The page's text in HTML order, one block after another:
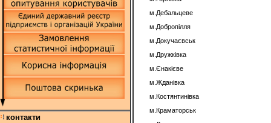
контакти
м.Дебальцеве
м.Добропілля
м.Докучаєвськ
м.Дружківка
м.Єнакієве
м.Жданівка
м.Костянтинівка
м.Краматорськ